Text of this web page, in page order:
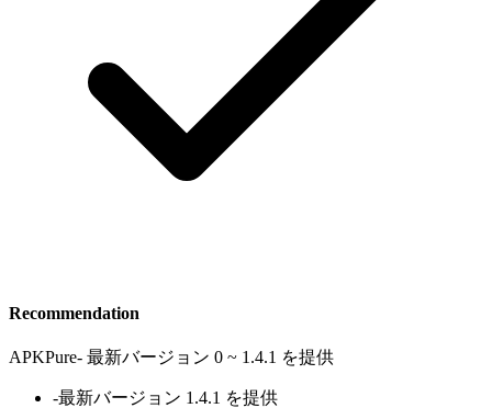
Recommendation
APKPure- 最新バージョン 0 ~ 1.4.1 を提供
-最新バージョン 1.4.1 を提供